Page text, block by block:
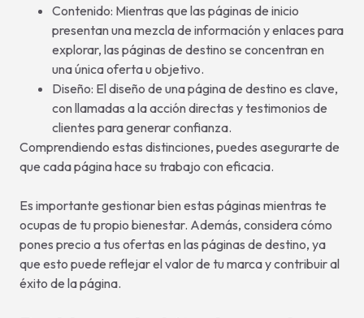
Contenido: Mientras que las páginas de inicio
presentan una mezcla de información y enlaces para
explorar, las páginas de destino se concentran en
una única oferta u objetivo.
Diseño: El diseño de una página de destino es clave,
con llamadas a la acción directas y testimonios de
clientes para generar confianza.
Comprendiendo estas distinciones, puedes asegurarte de
que cada página hace su trabajo con eficacia.
Es importante gestionar bien estas páginas mientras te
ocupas de tu propio bienestar. Además, considera cómo
pones precio a tus ofertas en las páginas de destino, ya
que esto puede reflejar el valor de tu marca y contribuir al
éxito de la página.